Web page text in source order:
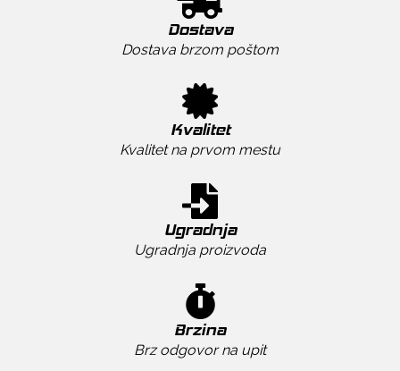
Dostava
Dostava brzom poštom
Kvalitet
Kvalitet na prvom mestu
Ugradnja
Ugradnja proizvoda
Brzina
Brz odgovor na upit